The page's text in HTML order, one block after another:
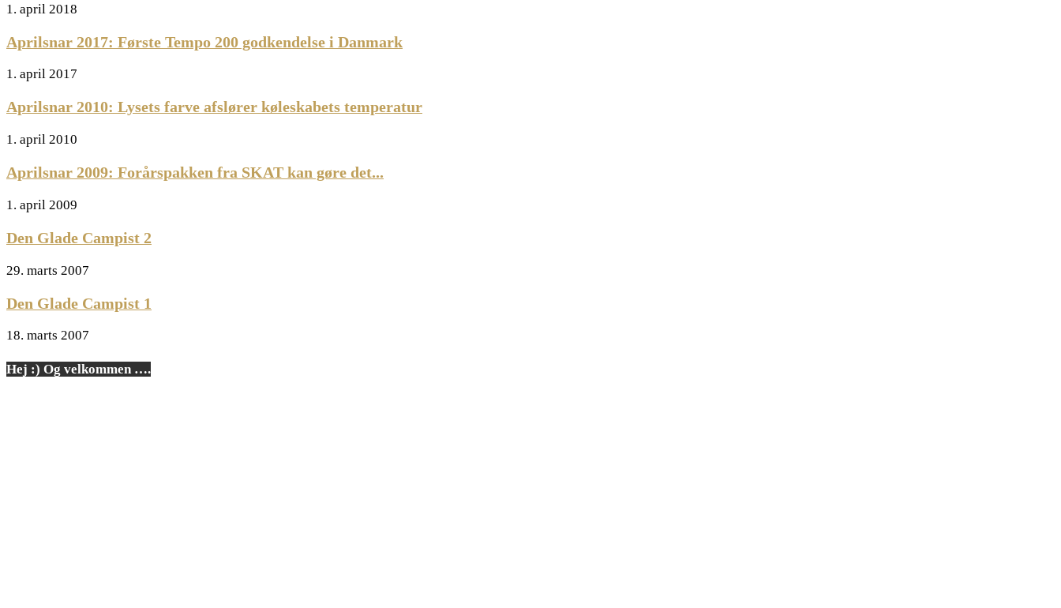
1. april 2018
Aprilsnar 2017: Første Tempo 200 godkendelse i Danmark
1. april 2017
Aprilsnar 2010: Lysets farve afslører køleskabets temperatur
1. april 2010
Aprilsnar 2009: Forårspakken fra SKAT kan gøre det...
1. april 2009
Den Glade Campist 2
29. marts 2007
Den Glade Campist 1
18. marts 2007
Hej :) Og velkommen ….